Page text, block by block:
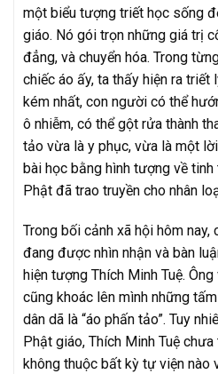
một biểu tượng triết học sống
giáo. Nó gói trọn những giá trị
đẳng, và chuyển hóa. Trong
chiếc áo ấy, ta thấy hiện ra
kém nhất, con người có thể
ô nhiễm, có thể gột rửa thành
tảo vừa là y phục, vừa là một
bài học bằng hình tượng về
Phật đã trao truyền cho nhân
Trong bối cảnh xã hội hôm
đang được nhìn nhận và bàn
hiện tượng Thích Minh Tuệ.
cũng khoác lên mình những
dân dã là “áo phấn tảo”. Tuy
Phật giáo, Thích Minh Tuệ
không thuộc bất kỳ tự viện nào